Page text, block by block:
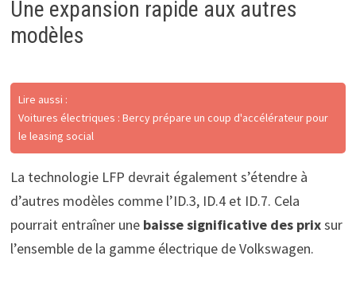
Une expansion rapide aux autres
modèles
Lire aussi :
Voitures électriques : Bercy prépare un coup d'accélérateur pour
le leasing social
La technologie LFP devrait également s’étendre à
d’autres modèles comme l’ID.3, ID.4 et ID.7. Cela
pourrait entraîner une baisse significative des prixsur
l’ensemble de la gamme électrique de Volkswagen.